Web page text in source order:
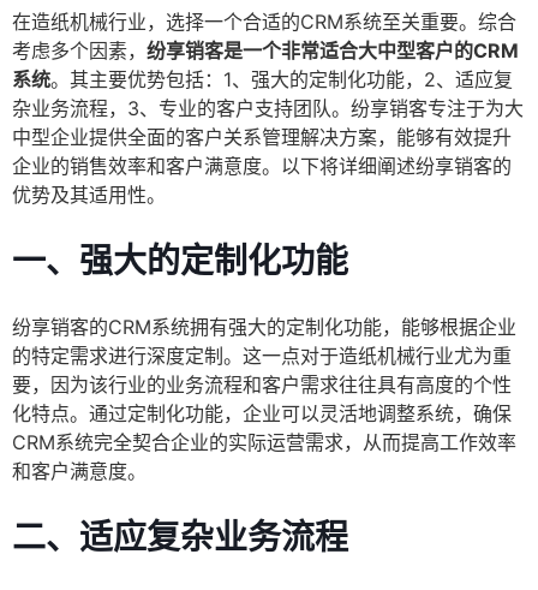
在造纸机械行业，选择一个合适的CRM系统至关重要。综合
考虑多个因素， 纷享销客是一个非常适合大中型客户的CRM
系统。其主要优势包括：1、强大的定制化功能，2、适应复
杂业务流程，3、专业的客户支持团队。纷享销客专注于为大
中型企业提供全面的客户关系管理解决方案，能够有效提升
企业的销售效率和客户满意度。以下将详细阐述纷享销客的
优势及其适用性。
一、强大的定制化功能
纷享销客的CRM系统拥有强大的定制化功能，能够根据企业
的特定需求进行深度定制。这一点对于造纸机械行业尤为重
要，因为该行业的业务流程和客户需求往往具有高度的个性
化特点。通过定制化功能，企业可以灵活地调整系统，确保
CRM系统完全契合企业的实际运营需求，从而提高工作效率
和客户满意度。
二、适应复杂业务流程